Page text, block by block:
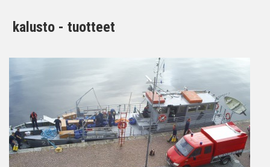
kalusto - tuotteet